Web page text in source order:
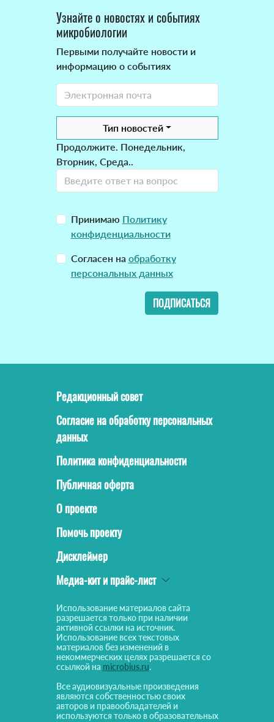
Узнайте о новостях и событиях
микробиологии
Первыми получайте новости и
информацию о событиях
Тип новостей
Продолжите. Понедельник,
Вторник, Среда..
Принимаю Политику
конфиденциальности
Согласен на обработку
персональных данных
ПОДПИСАТЬСЯ
Редакционный совет
Согласие на обработку персональных
данных
Политика конфиденциальности
Публичная оферта
О проекте
Помочь проекту
Дисклеймер
Медиа-кит и прайс-лист
Использование материалов сайта
разрешается только при наличии
активной ссылки на источник.
Использование всех текстовых
материалов без изменений в
некоммерческих целях разрешается со
ссылкой на microbius.ru.
Все аудиовизуальные произведения
являются собственностью своих
авторов и правообладателей и
используются только в образовательных